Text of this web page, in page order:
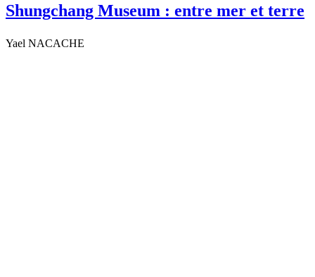
Shungchang Museum : entre mer et terre
Yael NACACHE